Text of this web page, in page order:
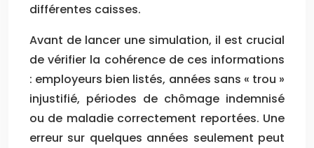
différentes caisses.
Avant de lancer une simulation, il est crucial
de vérifier la cohérence de ces informations
: employeurs bien listés, années sans « trou »
injustifié, périodes de chômage indemnisé
ou de maladie correctement reportées. Une
erreur sur quelques années seulement peut